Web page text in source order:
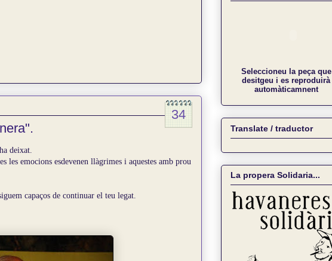
34
deixat.
les emocions esdevenen llàgrimes i aquestes amb prou
capaços de continuar el teu legat.
Seleccioneu la peça que
desitgeu i es reproduirà
automàticamnent
Translate / traductor
La propera Solidaria...